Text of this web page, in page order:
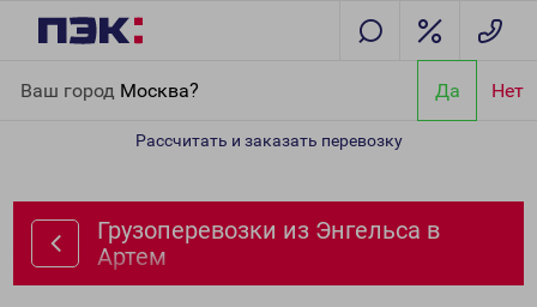
Ваш город Москва? Да Нет
Рассчитать и заказать перевозку
Грузоперевозки из Энгельса в
Артем